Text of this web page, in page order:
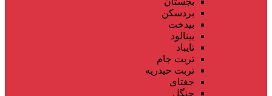
بردسکن
بیدخت
بینالود
تایباد
تربت جام
تربت حیدریه
جغتای
جنگل